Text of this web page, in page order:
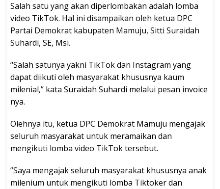
Salah satu yang akan diperlombakan adalah lomba
video TikTok. Hal ini disampaikan oleh ketua DPC
Partai Demokrat kabupaten Mamuju, Sitti Suraidah
Suhardi, SE, Msi.
“Salah satunya yakni TikTok dan Instagram yang
dapat diikuti oleh masyarakat khususnya kaum
milenial,” kata Suraidah Suhardi melalui pesan invoice
nya.
Olehnya itu, ketua DPC Demokrat Mamuju mengajak
seluruh masyarakat untuk meramaikan dan
mengikuti lomba video TikTok tersebut.
”Saya mengajak seluruh masyarakat khususnya anak
milenium untuk mengikuti lomba Tiktoker dan